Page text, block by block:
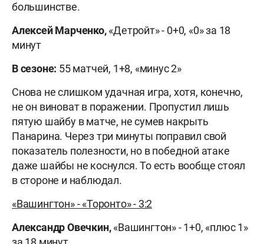
большинстве.
Алексей Марченко,«Детройт» - 0+0, «0» за 18
минут
В сезоне: 55 матчей, 1+8, «минус 2»
Снова не слишком удачная игра, хотя, конечно,
не он виноват в поражении. Пропустил лишь
пятую шайбу в матче, не сумев накрыть
Панарина. Через три минуты поправил свой
показатель полезности, но в победной атаке
даже шайбы не коснулся. То есть вообще стоял
в стороне и наблюдал.
«Вашингтон» - «Торонто» - 3:2
Александр Овечкин,«Вашингтон» - 1+0, «плюс 1»